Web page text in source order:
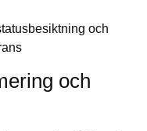
och
och